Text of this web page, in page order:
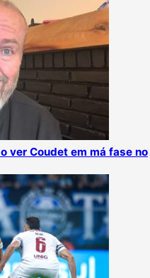
ver Coudet em má fase no